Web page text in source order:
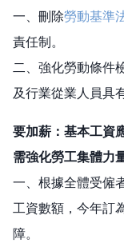
一、刪除勞動基準
責任制。
二、強化勞動條件
及行業從業人員具
要加薪：基本工資
需強化勞工集體力
一、根據全體受僱
工資數額，今年訂
障。